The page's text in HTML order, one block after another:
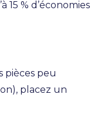
% d’économies
pièces peu
placez un